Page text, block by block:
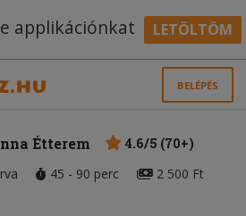
applikációnkat LETÖLTÖM
BELÉPÉS
Étterem
4.6/5 (70+)
45 - 90 perc 2 500 Ft